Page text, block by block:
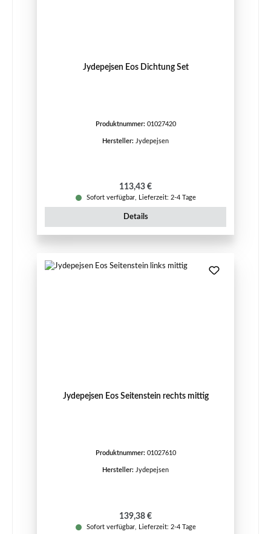
Jydepejsen Eos Dichtung Set
Produktnummer: 01027420
Hersteller: Jydepejsen
Regulärer Preis:
113,43 €
Sofort verfügbar, Lieferzeit: 2-4 Tage
Details
Jydepejsen Eos Seitenstein rechts mittig
Produktnummer: 01027610
Hersteller: Jydepejsen
Regulärer Preis:
139,38 €
Sofort verfügbar, Lieferzeit: 2-4 Tage